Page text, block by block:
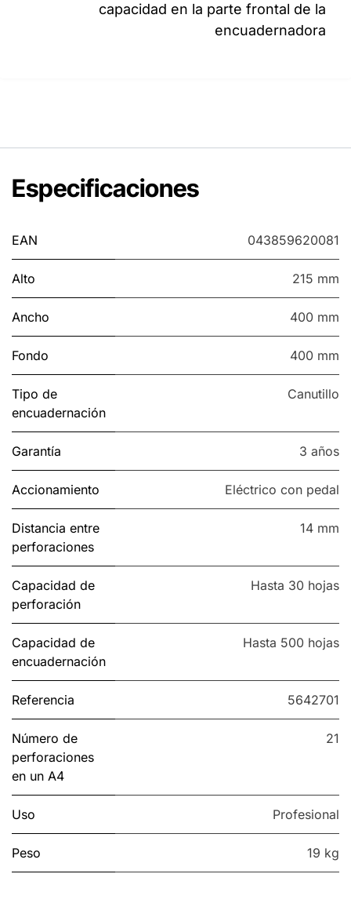
capacidad en la parte frontal de la
encuadernadora
Especificaciones
EAN 043859620081
Alto 215 mm
Ancho 400 mm
Fondo 400 mm
Tipo de
encuadernación
Canutillo
Garantía 3 años
Accionamiento Eléctrico con pedal
Distancia entre
perforaciones
14 mm
Capacidad de
perforación
Hasta 30 hojas
Capacidad de
encuadernación
Hasta 500 hojas
Referencia 5642701
Número de
perforaciones
en un A4
21
Uso Profesional
Peso 19 kg